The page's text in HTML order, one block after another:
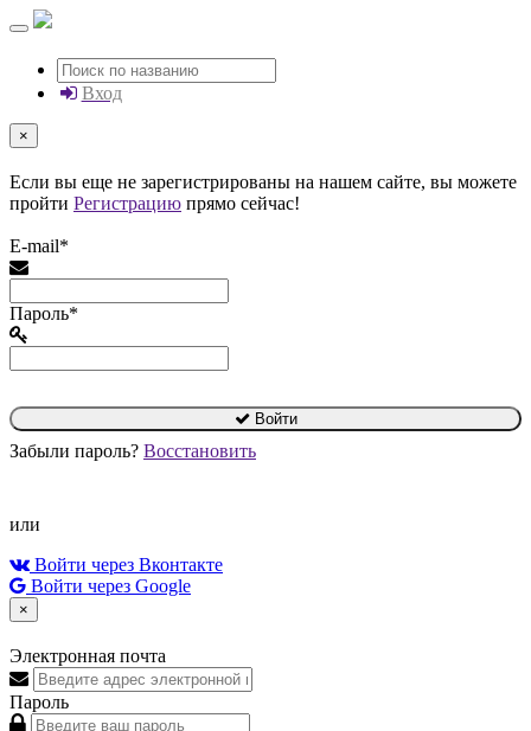
Вход
×
Если вы еще не зарегистрированы на нашем сайте, вы можете
пройти Регистрацию прямо сейчас!
E-mail*
Пароль*
Войти
Забыли пароль? Восстановить
или
Войти через Вконтакте
Войти через Google
×
Электронная почта
Пароль